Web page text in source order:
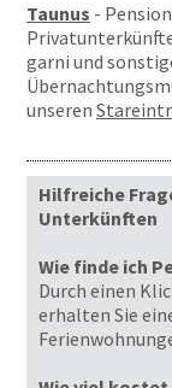
Taunus -
garni und
unseren
Hilfreiche
Unterkünften
Wie finde ich
Durch einen
erhalten Sie